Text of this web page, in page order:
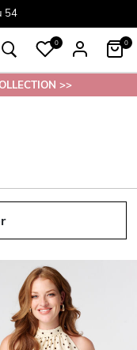
de €30
54
0 0
>>